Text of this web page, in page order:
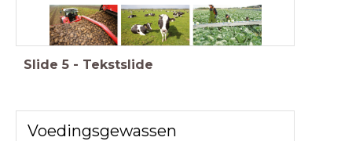
Slide 5 - Tekstslide
Voedingsgewassen